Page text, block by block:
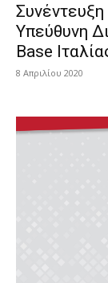
Υπεύθυνη
Base
8 Απριλίου 2020